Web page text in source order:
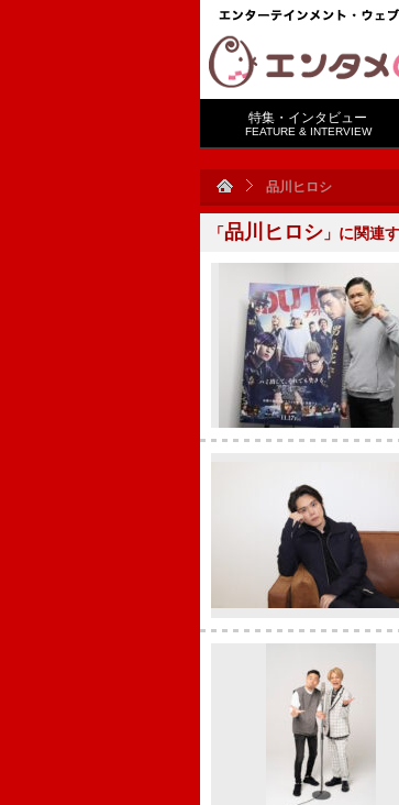
特集・インタビュー
FEATURE & INTERVIEW
品川ヒロシ
「品川ヒロシ 」に関連